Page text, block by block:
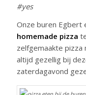
#yes
Onze buren Egbert
homemade pizza
zelfgemaakte pizza
altijd gezellig bij
zaterdagavond